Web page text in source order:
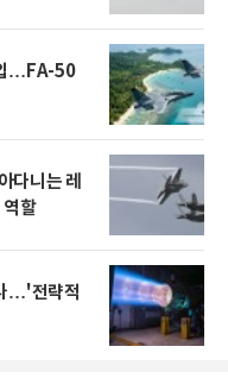
…FA-50
다니는 레
할
…'전략적